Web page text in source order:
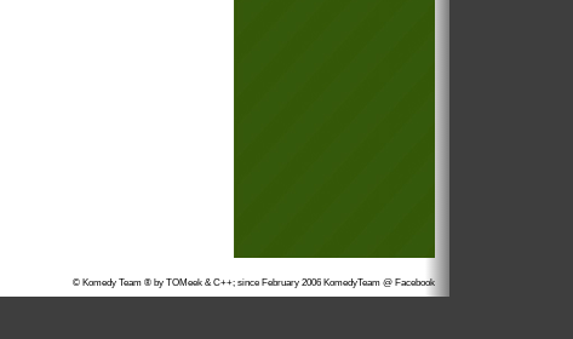
© Komedy Team ® by TOMeek & C++; since February 2006 KomedyTeam @ Facebook